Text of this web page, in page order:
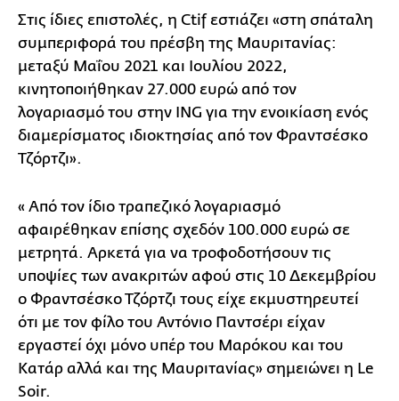
Στις ίδιες επιστολές, η Ctif εστιάζει «στη σπάταλη
συμπεριφορά του πρέσβη της Μαυριτανίας:
μεταξύ Μαΐου 2021 και Ιουλίου 2022,
κινητοποιήθηκαν 27.000 ευρώ από τον
λογαριασμό του στην ING για την ενοικίαση ενός
διαμερίσματος ιδιοκτησίας από τον Φραντσέσκο
Τζόρτζι».
« Από τον ίδιο τραπεζικό λογαριασμό
αφαιρέθηκαν επίσης σχεδόν 100.000 ευρώ σε
μετρητά. Αρκετά για να τροφοδοτήσουν τις
υποψίες των ανακριτών αφού στις 10 Δεκεμβρίου
ο Φραντσέσκο Τζόρτζι τους είχε εκμυστηρευτεί
ότι με τον φίλο του Αντόνιο Παντσέρι είχαν
εργαστεί όχι μόνο υπέρ του Μαρόκου και του
Κατάρ αλλά και της Μαυριτανίας» σημειώνει η Le
Soir.